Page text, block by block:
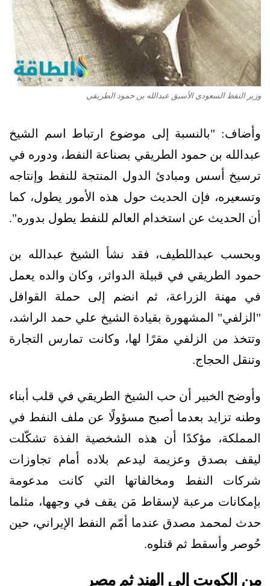
وزير النفط السعودي الأسبق عبدالله بن حمود الطريقي
وأضاف: "بالنسبة إلى موضوع ارتباط اسم الشيخ
عبدالله بن حمود الطريقي بصناعة النفط، ودوره في
ترسيخ أسس ومبادئ الدول المنتجة للنفط وإنتاجه
وتسعيره، فإن الحديث حول هذه الأمور يطول، كما
أن الحديث عن استخدام العالم للنفط يطول بدوره".
وبحسب عبداللطيف، فقد نشأ الشيخ عبدالله بن
حمود الطريقي في قبيلة الدواثر، وكان والده يعمل
في مهنة الزراعة، ثم انضم إلى حملة القوافل
"الزلفي" المشهورة بقيادة الشيخ علي حمد الراشد،
وتتخذ من الزلفي مقرًا لها، وكانت تمارس التجارة
وتنقل الحجاج.
وأوضح الخبير أن حب الشيخ الطريقي في قلب أبناء
وطنه تزايد بعدما أصبح مسؤولًا عن ملف النفط في
المملكة، مؤكدًا أن هذه الشخصية الفذة تشكّلت
ليقف بصدق وعزيمة ليدعم بلاده أمام تجاوزات
شركات النفط ومخالفاتها التي كانت مدعومة
بإمكانات مرعبة لإسقاط مَن يقف في وجهها، مثلما
حدث لمحمد مصدق عندما أمّم النفط الإيراني، حين
حُوصر وأسقط ثم قتلوه.
من الكويت إلى الهند ثم مصر